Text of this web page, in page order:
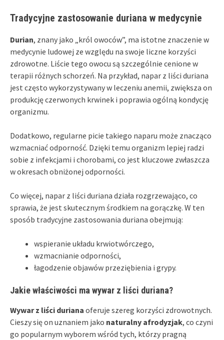
Tradycyjne zastosowanie duriana w medycynie
Durian, znany jako „król owoców”, ma istotne znaczenie w
medycynie ludowej ze względu na swoje liczne korzyści
zdrowotne. Liście tego owocu są szczególnie cenione w
terapii różnych schorzeń. Na przykład, napar z liści duriana
jest często wykorzystywany w leczeniu anemii, zwiększa on
produkcję czerwonych krwinek i poprawia ogólną kondycję
organizmu.
Dodatkowo, regularne picie takiego naparu może znacząco
wzmacniać odporność. Dzięki temu organizm lepiej radzi
sobie z infekcjami i chorobami, co jest kluczowe zwłaszcza
w okresach obniżonej odporności.
Co więcej, napar z liści duriana działa rozgrzewająco, co
sprawia, że jest skutecznym środkiem na gorączkę. W ten
sposób tradycyjne zastosowania duriana obejmują:
wspieranie układu krwiotwórczego,
wzmacnianie odporności,
łagodzenie objawów przeziębienia i grypy.
Jakie właściwości ma wywar z liści duriana?
Wywar z liści duriana oferuje szereg korzyści zdrowotnych.
Cieszy się on uznaniem jako naturalny afrodyzjak, co czyni
go popularnym wyborem wśród tych, którzy pragną